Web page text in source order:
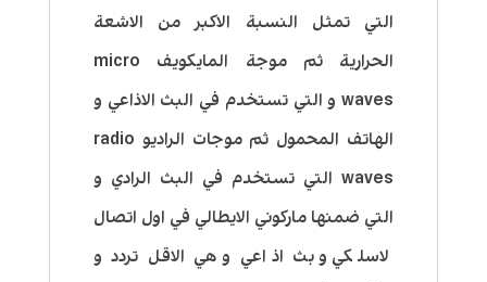
التي تمثل النسبة الاكبر من الاشعة
الحرارية ثم موجة المايكويف micro
waves و التي تستخدم في البث الاذاعي و
الهاتف المحمول ثم موجات الراديو radio
waves التي تستخدم في البث الرادي و
التي ضمنها ماركوني الايطالي في اول اتصال
لاسلكي و بث اذاعي و هي الاقل تردد و